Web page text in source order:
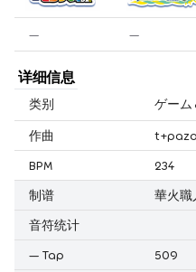
— —
详细信息
类别 ゲーム
作曲
BPM
234
制谱
華火職
音符统计
— Tap
509